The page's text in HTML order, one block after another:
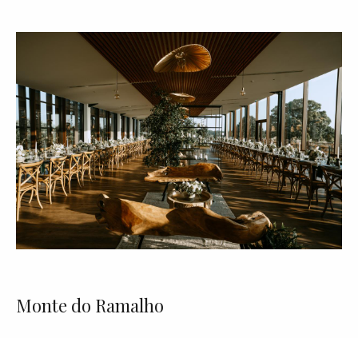
Monte do Ramalho